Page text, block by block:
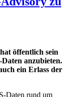
öffentlich sein
anzubieten.
ein Erlass der
Daten rund um